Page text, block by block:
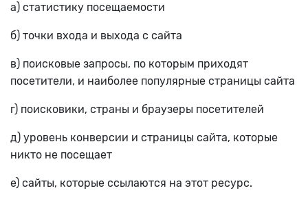
а) статистику посещаемости
б) точки входа и выхода с сайта
в) поисковые запросы, по которым приходят
посетители, и наиболее популярные страницы сайта
г) поисковики, страны и браузеры посетителей
д) уровень конверсии и страницы сайта, которые
никто не посещает
е) сайты, которые ссылаются на этот ресурс.